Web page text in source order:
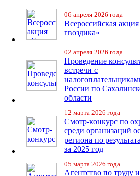
06 апреля 2026 года
Всероссийская
гвоздика»
02 апреля 2026 года
Проведение
встречи с
России по
области
12 марта 2026 года
Смотр-конкурс по
среди организаций
региона по
за 2025 год
05 марта 2026 года
Агентство по труду